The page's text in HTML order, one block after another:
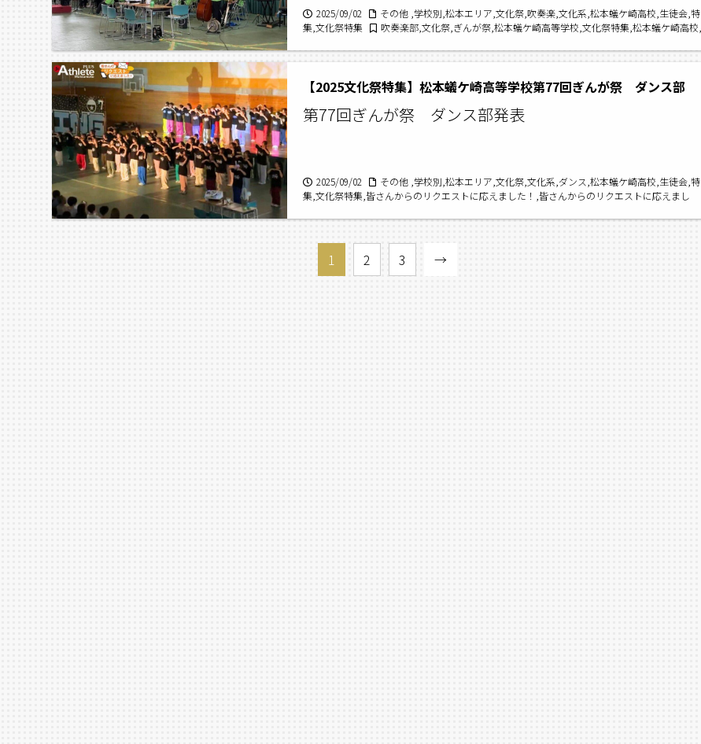
2025/09/02
その他 ,学校別,松本エリア,文化祭,吹奏楽,文化系,松本蟻ケ崎高校,生徒会,特
集,文化祭特集
吹奏楽部,文化祭,ぎんが祭,松本蟻ケ崎高等学校,文化祭特集,松本蟻ケ崎高校,
【2025文化祭特集】松本蟻ケ崎高等学校第77回ぎんが祭 ダンス部
第77回ぎんが祭 ダンス部発表
2025/09/02
その他 ,学校別,松本エリア,文化祭,文化系,ダンス,松本蟻ケ崎高校,生徒会,特
集,文化祭特集,皆さんからのリクエストに応えました！,皆さんからのリクエストに応えまし
校,松本蟻ケ崎高校ダンス部,2025文化祭特集,第77回ぎんが祭,松本蟻ケ崎高校文化祭,ダンス部
1 2 3 →